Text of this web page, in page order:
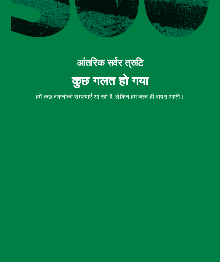
आंतरिक सर्वर त्रुटि
कुछ गलत हो गया
हमें कुछ तकनीकी समस्याएँ आ रही हैं, लेकिन हम जल्द ही वापस आएंगे।